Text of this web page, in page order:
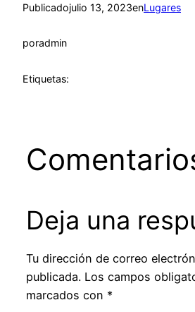
Publicadojulio 13, 2023enLugares
poradmin
Etiquetas:
Deja una
Tu dirección de correo
publicada. Los campos
marcados con *